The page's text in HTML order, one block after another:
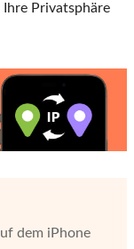
Privatsphäre
dem iPhone